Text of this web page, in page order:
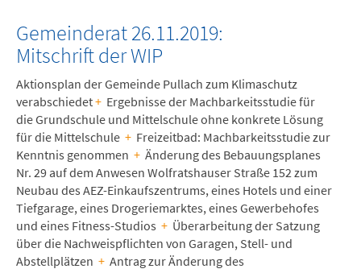
Gemeinderat 26.11.2019:
Mitschrift der WIP
Aktionsplan der Gemeinde Pullach zum Klimaschutz
verabschiedet+ Ergebnisse der Machbarkeitsstudie für
die Grundschule und Mittelschule ohne konkrete Lösung
für die Mittelschule + Freizeitbad: Machbarkeitsstudie zur
Kenntnis genommen + Änderung des Bebauungsplanes
Nr. 29 auf dem Anwesen Wolfratshauser Straße 152 zum
Neubau des AEZ-Einkaufszentrums, eines Hotels und einer
Tiefgarage, eines Drogeriemarktes, eines Gewerbehofes
und eines Fitness-Studios + Überarbeitung der Satzung
über die Nachweispflichten von Garagen, Stell- und
Abstellplätzen + Antrag zur Änderung des